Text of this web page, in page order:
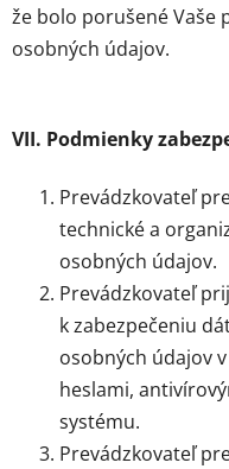
že bolo porušené
osobných údajov.
VII. Podmienky
Prevádzkovateľ
technické a
osobných údajov.
Prevádzkovateľ
k zabezpečeniu
osobných údajov
heslami,
systému.
Prevádzkovateľ